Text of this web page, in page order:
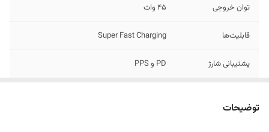
توان خروجی 45 وات
قابلیت‌ها Super Fast Charging
پشتیبانی شارژ PD و PPS
توضیحات